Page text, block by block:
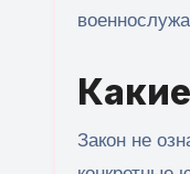
Закон не